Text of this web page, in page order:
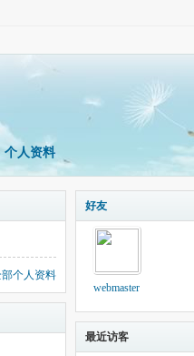
个人资料
个人资料
好友
webmaster
最近访客